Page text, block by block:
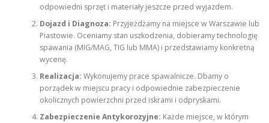
odpowiedni sprzęt i materiały jeszcze przed wyjazdem.
Dojazd i Diagnoza: Przyjeżdżamy na miejsce w Warszawie lub
Piastowie. Oceniamy stan uszkodzenia, dobieramy technologię
spawania (MIG/MAG, TIG lub MMA) i przedstawiamy konkretną
wycenę.
Realizacja: Wykonujemy prace spawalnicze. Dbamy o
porządek w miejscu pracy i odpowiednie zabezpieczenie
okolicznych powierzchni przed iskrami i odpryskami.
Zabezpieczenie Antykorozyjne: Każde miejsce, w którym